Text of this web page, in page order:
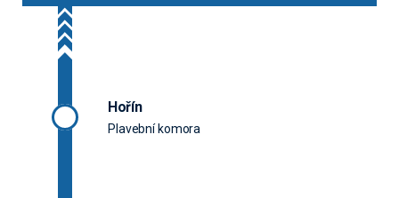
Hořín
Plavební komora